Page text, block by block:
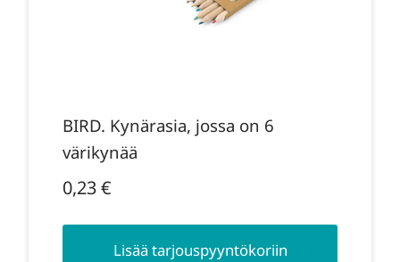
BIRD. Kynärasia, jossa on 6
värikynää
0,23€
Lisää tarjouspyyntökoriin